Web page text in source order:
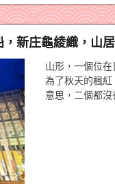
新庄龜綾織，山
山形，一個位
為了秋天的楓
意思，二個都